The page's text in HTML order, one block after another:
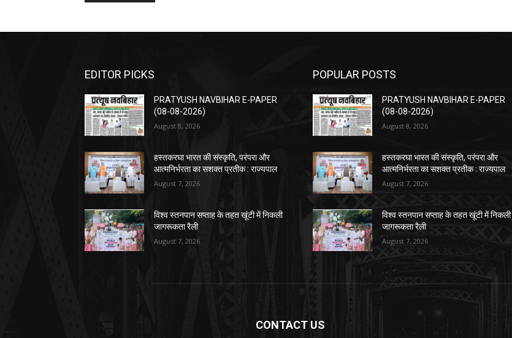
EDITOR PICKS
PRATYUSH NAVBIHAR E-PAPER
(08-08-2026)
August 8, 2026
हस्तकरघा भारत की संस्कृति, परंपरा और
आत्मनिर्भरता का सशक्त प्रतीक : राज्यपाल
August 7, 2026
विश्व स्तनपान सप्ताह के तहत खूंटी में निकली
जागरूकता रैली
August 7, 2026
POPULAR POSTS
PRATYUSH NAVBIHAR E-PAPER
(08-08-2026)
August 8, 2026
हस्तकरघा भारत की संस्कृति, परंपरा और
आत्मनिर्भरता का सशक्त प्रतीक : राज्यपाल
August 7, 2026
विश्व स्तनपान सप्ताह के तहत खूंटी में निकली
जागरूकता रैली
August 7, 2026
CONTACT US